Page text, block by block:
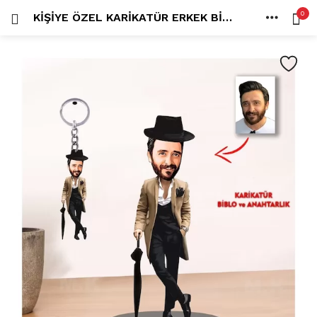
KIŞIYE ÖZEL KARIKATÜR ERKEK BIBLO 0
PAYLAŞ
Beni hatırla
Şifremi mi kaybettim?
ANLORD (6)
BAYİLİK (1)
HİLALİN RENKLİ DÜNYASI (0)
MK FOTO (1)
Kampanyalı Ürünler (13)
Karikatür Anahtarlık (14)
Karikatür Erkek Anahtarlık (14)
Karikatür Biblo (289)
Karikatür Aile Biblo (2)
Karikatür Erkek Biblo (127)
Karikatür Kadın Biblo (71)
Karikatür Sevgili Biblo (89)